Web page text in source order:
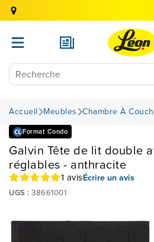
Accueil Meubles Chambre À
Format Condo
Galvin Tête de lit double
réglables - anthracite
1 avisÉcrire un avis
UGS : 38661001